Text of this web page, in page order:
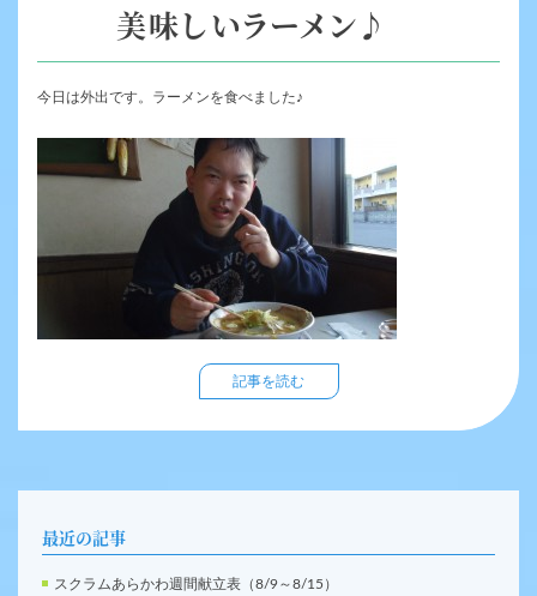
美味しいラーメン♪
今日は外出です。ラーメンを食べました♪
記事を読む
最近の記事
スクラムあらかわ週間献立表（8/9～8/15）